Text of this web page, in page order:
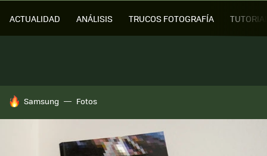
ACTUALIDAD ANÁLISIS TRUCOS FOTOGRAFÍA
HOY SE HABLA DE
Samsung Fotos